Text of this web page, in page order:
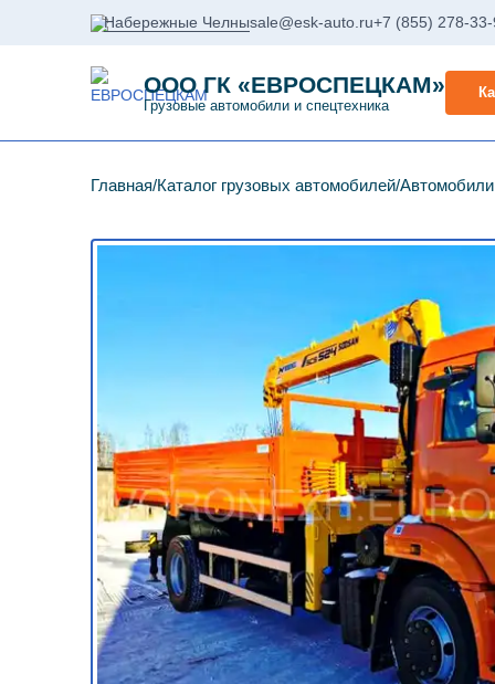
Набережные Челныsale@esk-auto.ru+7 (855) 278-33-
ООО ГК «ЕВРОСПЕЦКАМ»
Грузовые автомобили и спецтехника
Главная Каталог грузовых автомобилей